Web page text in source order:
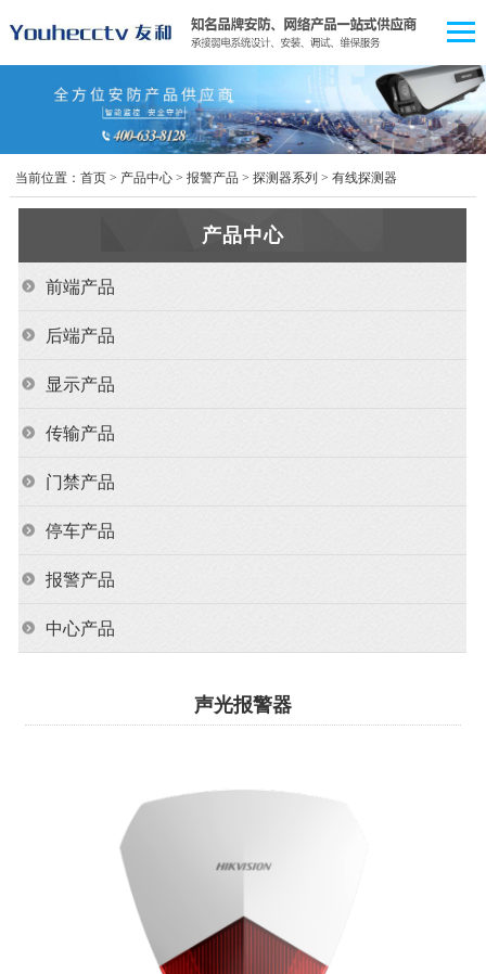
当前位置： 首页> 产品中心> 报警产品 > 探测器系列 > 有线探测器
产品中心
前端产品
后端产品
显示产品
传输产品
门禁产品
停车产品
报警产品
中心产品
声光报警器